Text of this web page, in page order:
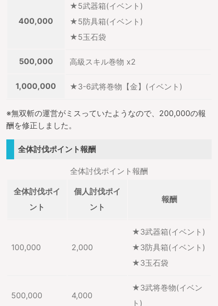
400,000
★5武器箱(イベント)
★5防具箱(イベント)
★5玉石袋
500,000 高級スキル巻物 x2
1,000,000 ★3-6武将巻物【金】(イベント)
※無双斬の運営がミスっていたようなので、200,000の報
酬を修正しました。
全体討伐ポイント報酬
全体討伐ポイント報酬
全体討伐ポイ
ント
個人討伐ポイ
ント
報酬
100,000 2,000
★3武器箱(イベント)
★3防具箱(イベント)
★3玉石袋
500,000 4,000
★3武将巻物(イベン
ト)